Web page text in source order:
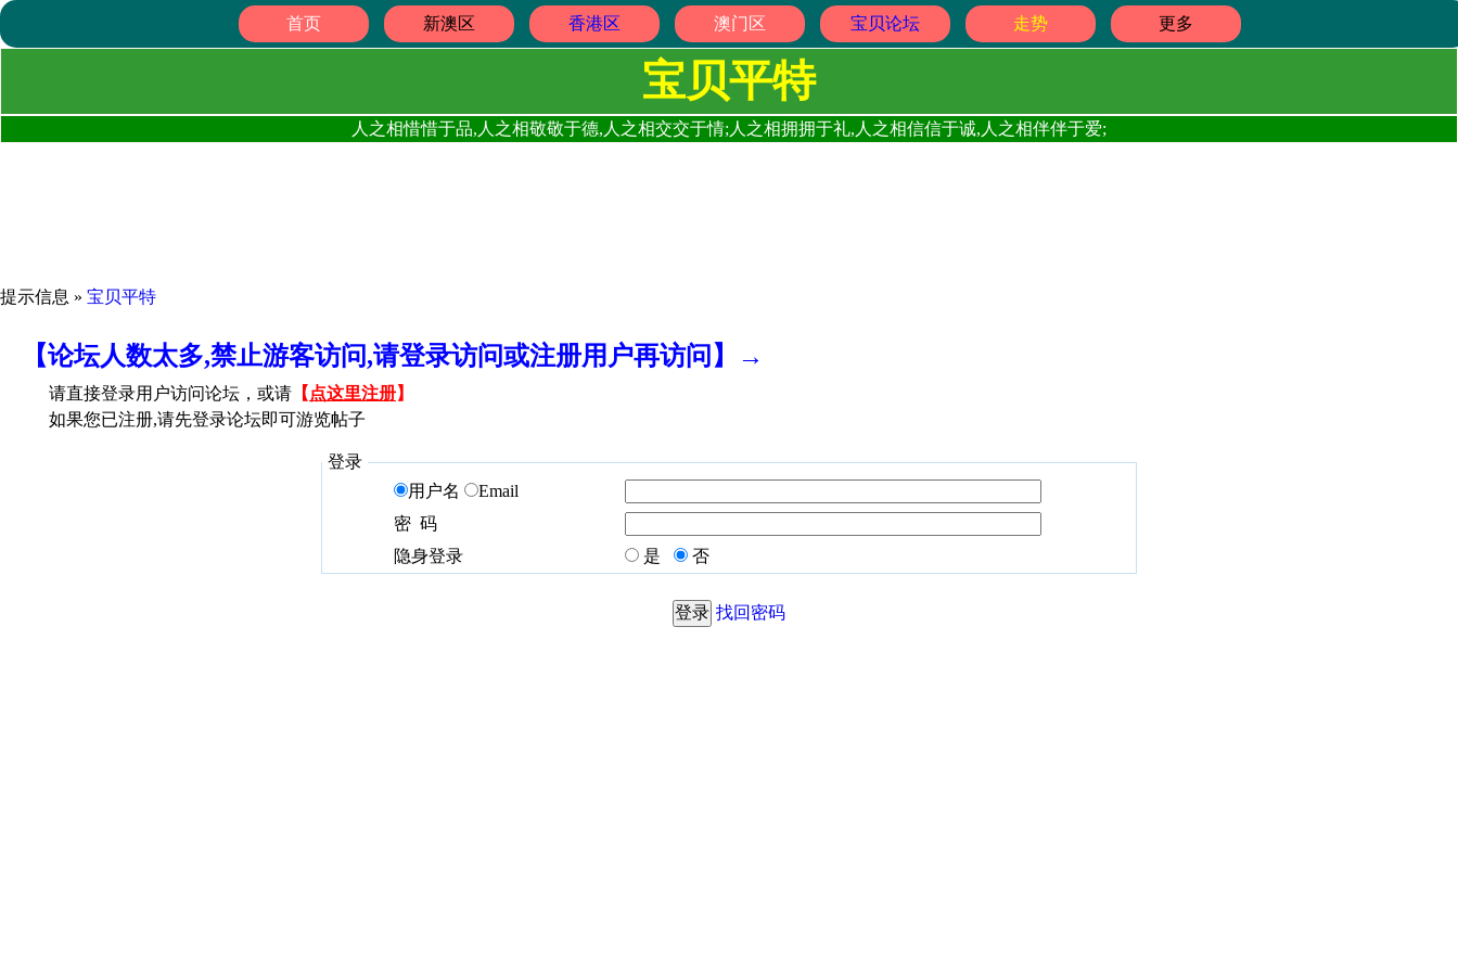
首页 新澳区 香港区 澳门区 宝贝论坛 走势 更多
宝贝平特
人之相惜惜于品,人之相敬敬于德,人之相交交于情;人之相拥拥于礼,人之相信信于诚,人之相伴伴于爱;
提示信息 » 宝贝平特
【论坛人数太多,禁止游客访问,请登录访问或注册用户再访问】→
请直接登录用户访问论坛，或请 【 点这里注册】
如果您已注册,请先登录论坛即可游览帖子
登录
用户名
Email
密 码
隐身登录
是 否
找回密码